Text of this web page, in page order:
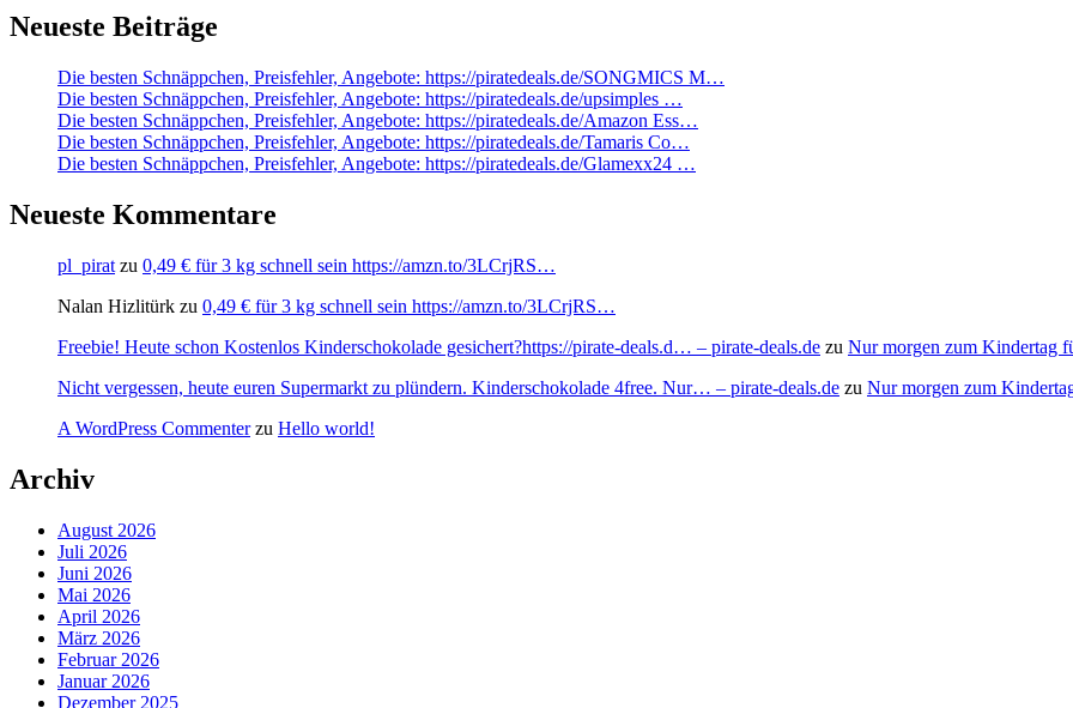
Neueste Beiträge
Die besten Schnäppchen, Preisfehler, Angebote: https://piratedeals.de/SONGMICS M…
Die besten Schnäppchen, Preisfehler, Angebote: https://piratedeals.de/upsimples …
Die besten Schnäppchen, Preisfehler, Angebote: https://piratedeals.de/Amazon Ess…
Die besten Schnäppchen, Preisfehler, Angebote: https://piratedeals.de/Tamaris Co…
Die besten Schnäppchen, Preisfehler, Angebote: https://piratedeals.de/Glamexx24 …
Neueste Kommentare
pl_pirat zu 0,49 € für 3 kg schnell sein https://amzn.to/3LCrjRS…
Nalan Hizlitürk zu 0,49 € für 3 kg schnell sein https://amzn.to/3LCrjRS…
Freebie! Heute schon Kostenlos Kinderschokolade gesichert?https://pirate-deals.d… – pirate-deals.de zu Nur morgen zum Kindertag
Nicht vergessen, heute euren Supermarkt zu plündern. Kinderschokolade 4free. Nur… – pirate-deals.de zu Nur morgen zum
A WordPress Commenterzu Hello world!
Archiv
August 2026
Juli 2026
Juni 2026
Mai 2026
April 2026
März 2026
Februar 2026
Januar 2026
Dezember 2025